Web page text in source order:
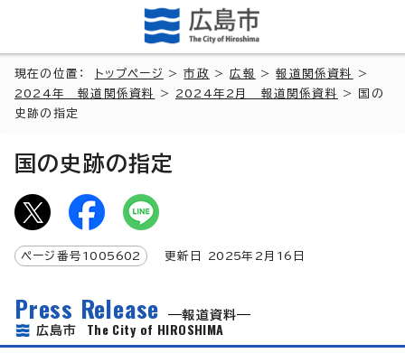
現在の位置： トップページ >市政 >広報 >報道関係資料
>
2024年 報道関係資料
> 2024年2月 報道関係資料
> 国の
史跡の指定
国の史跡の指定
ページ番号 1005602 更新日 2025年2月 16 日
Press Release
報道資料
広島市 The City of HIROSHIMA